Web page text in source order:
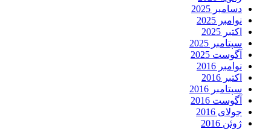
دسامبر 2025
نوامبر 2025
اکتبر 2025
سپتامبر 2025
آگوست 2025
نوامبر 2016
اکتبر 2016
سپتامبر 2016
آگوست 2016
جولای 2016
ژوئن 2016